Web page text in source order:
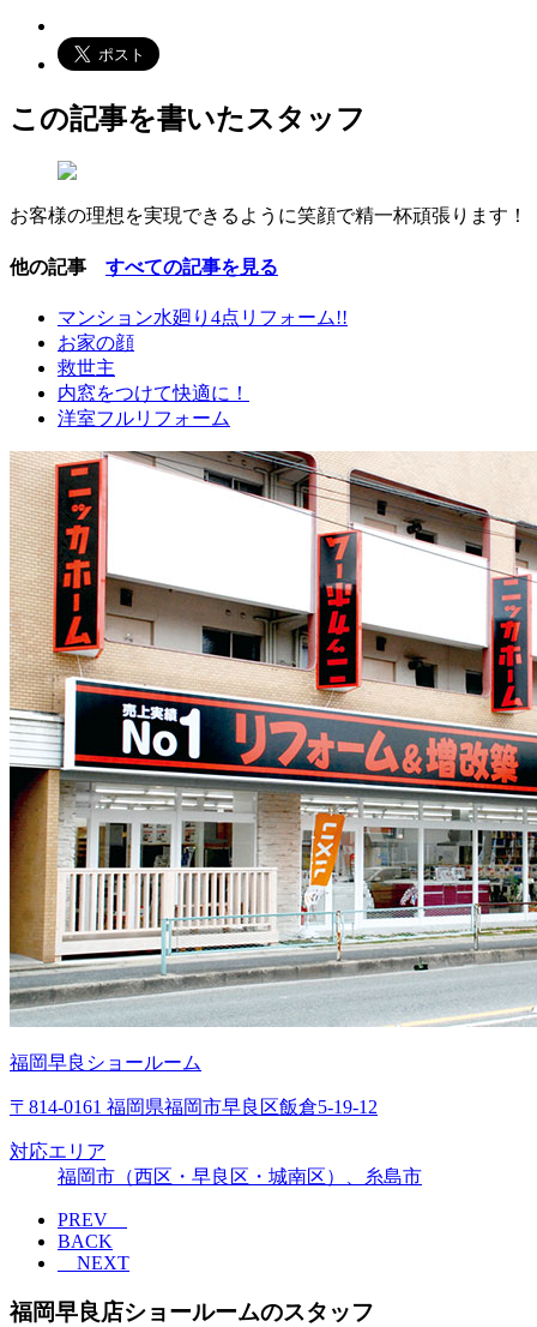
この記事を書いたスタッフ
お客様の理想を実現できるように笑顔で精一杯頑張ります！
他の記事 すべての記事を見る
マンション水廻り4点リフォーム!!
お家の顔
救世主
内窓をつけて快適に！
洋室フルリフォーム
福岡早良ショールーム
〒814-0161 福岡県福岡市早良区飯倉5-19-12
対応エリア
福岡市（西区・早良区・城南区）、糸島市
PREV
BACK
NEXT
福岡早良店ショールームのスタッフ